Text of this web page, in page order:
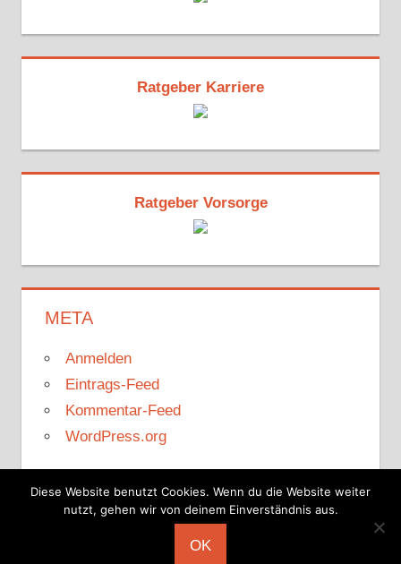
Ratgeber Karriere
Ratgeber Vorsorge
META
Anmelden
Eintrags-Feed
Kommentar-Feed
WordPress.org
WordPress-Theme: Tortuga von ThemeZee.
Diese Website benutzt Cookies. Wenn du die Website weiter
nutzt, gehen wir von deinem Einverständnis aus.
OK